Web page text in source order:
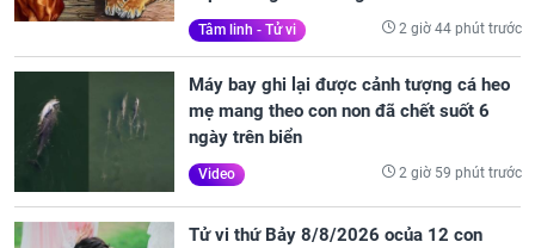
Tâm linh - Tử vi 2 giờ 44 phút trước
Máy bay ghi lại được cảnh tượng cá heo
mẹ mang theo con non đã chết suốt 6
ngày trên biển
Video 2 giờ 59 phút trước
Tử vi thứ Bảy 8/8/2026 ocủa 12 con